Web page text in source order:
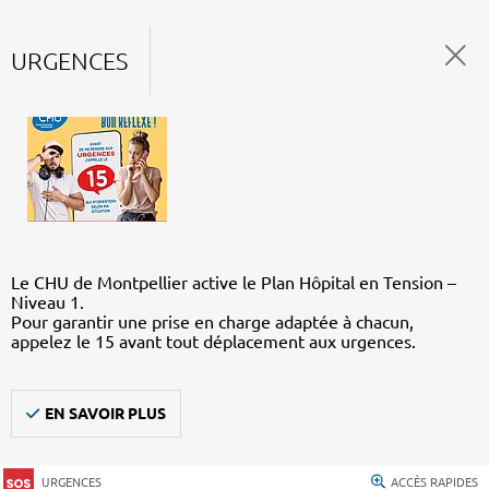
URGENCES
Le CHU de Montpellier active le Plan Hôpital en Tension –
Niveau 1.
Pour garantir une prise en charge adaptée à chacun,
appelez le 15 avant tout déplacement aux urgences.
EN SAVOIR PLUS
URGENCES ACCÈS RAPIDES